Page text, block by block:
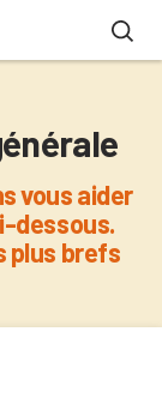
vous aider
dessous.
plus brefs